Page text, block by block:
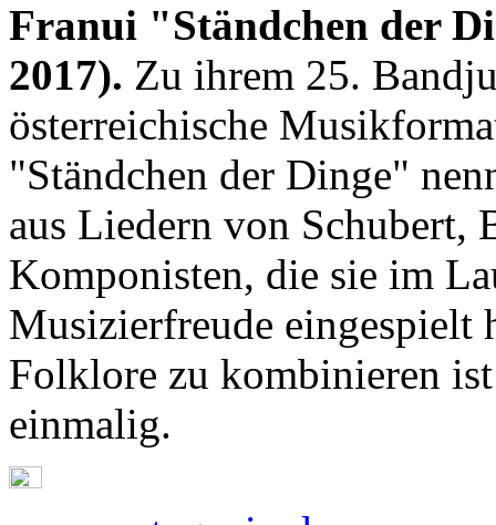
Franui "Ständchen der
2017). Zu ihrem 25.
österreichische
"Ständchen der Dinge"
aus Liedern von Schubert,
Komponisten, die sie im
Musizierfreude
Folklore zu kombinieren
einmalig.